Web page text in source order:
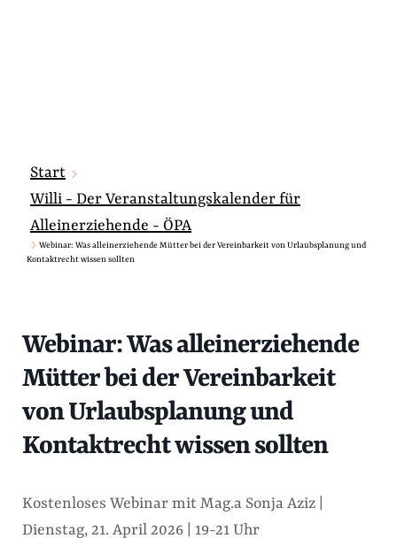
Start
Willi - Der Veranstaltungskalender für
Alleinerziehende - ÖPA
Webinar: Was alleinerziehende Mütter bei der Vereinbarkeit von Urlaubsplanung und
Kontaktrecht wissen sollten
Webinar: Was alleinerziehende
Mütter bei der Vereinbarkeit
von Urlaubsplanung und
Kontaktrecht wissen sollten
Kostenloses Webinar mit Mag.a Sonja Aziz |
Dienstag, 21. April 2026 | 19-21 Uhr